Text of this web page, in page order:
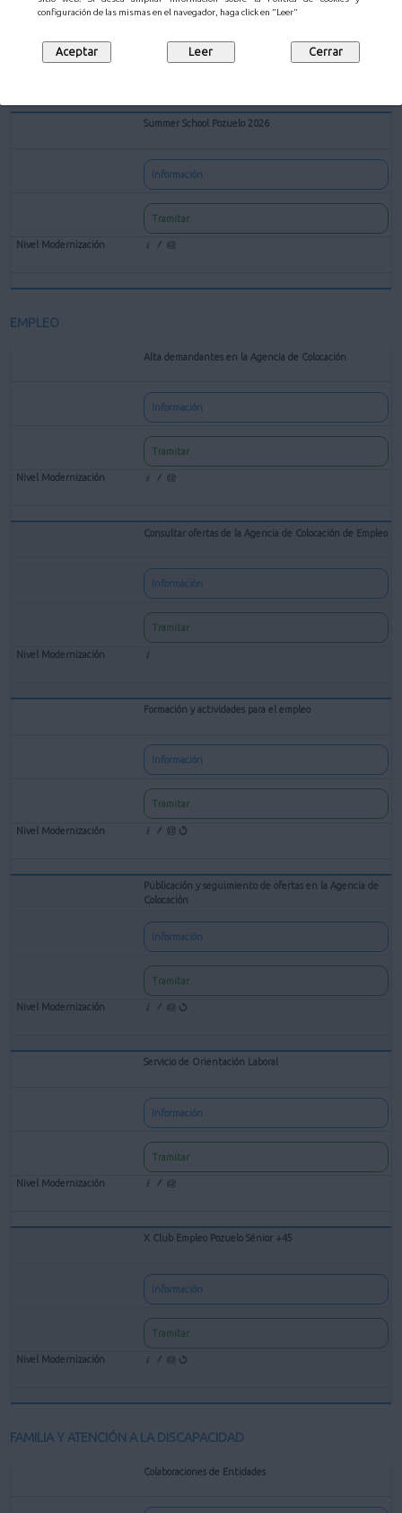
configuración de las mismas en el navegador, haga click en "Leer"
Tramitar
Summer School Pozuelo 2026
Información
Tramitar
EMPLEO
Alta demandantes en la Agencia de Colocación
Información
Tramitar
Consultar ofertas de la Agencia de Colocación de Empleo
Información
Tramitar
Formación y actividades para el empleo
Información
Tramitar
Publicación y seguimiento de ofertas en la Agencia de
Colocación
Información
Tramitar
Servicio de Orientación Laboral
Información
Tramitar
X Club Empleo Pozuelo Sénior +45
Información
Tramitar
FAMILIA Y ATENCIÓN A LA DISCAPACIDAD
Colaboraciones de Entidades